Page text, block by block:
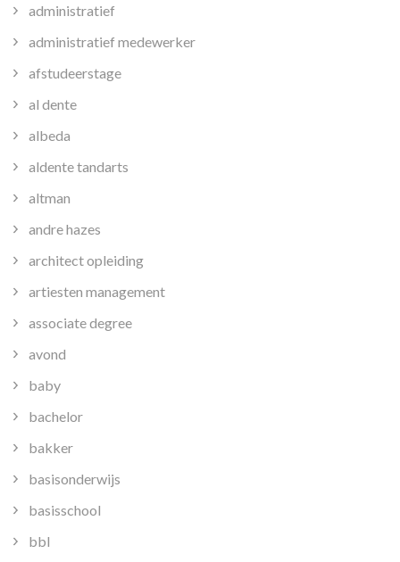
administratief
administratief medewerker
afstudeerstage
al dente
albeda
aldente tandarts
altman
andre hazes
architect opleiding
artiesten management
associate degree
avond
baby
bachelor
bakker
basisonderwijs
basisschool
bbl